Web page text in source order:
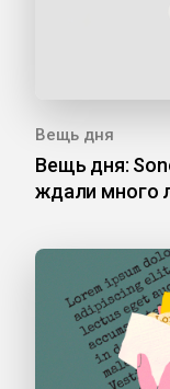
Вещь дня
Вещь дня:
ждали много